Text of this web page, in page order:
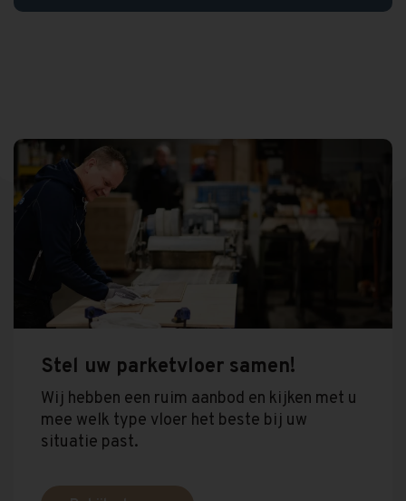
Stel uw parketvloer samen!
Wij hebben een ruim aanbod en kijken met u
mee welk type vloer het beste bij uw
situatie past.